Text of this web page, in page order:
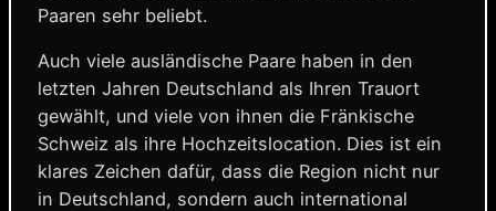
Paaren sehr beliebt.
Auch viele ausländische Paare haben in den
letzten Jahren Deutschland als Ihren Trauort
gewählt, und viele von ihnen die Fränkische
Schweiz als ihre Hochzeitslocation. Dies ist ein
klares Zeichen dafür, dass die Region nicht nur
in Deutschland, sondern auch international